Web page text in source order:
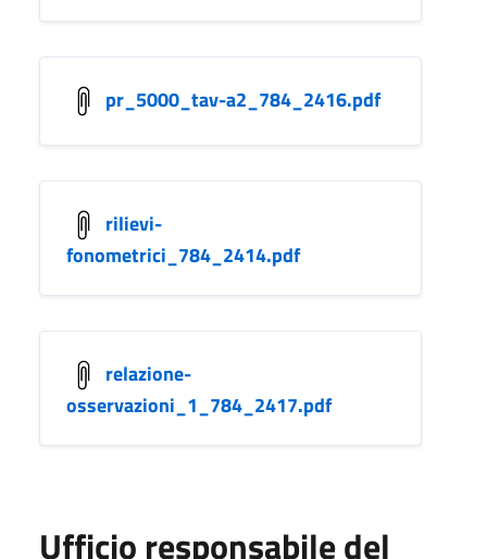
pr_5000_tav-a2_784_2416.pdf
rilievi-
fonometrici_784_2414.pdf
relazione-
osservazioni_1_784_2417.pdf
Ufficio responsabile del